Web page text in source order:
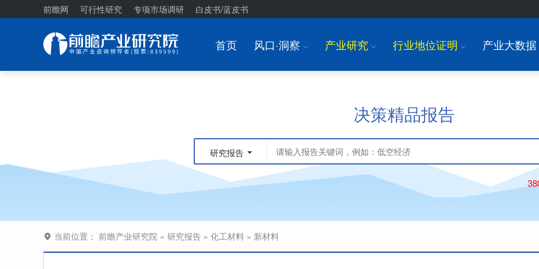
前瞻网 可行性研究 专项市场调研 白皮书/蓝皮书
首页 风口·洞察 I 产业研究 I 行业地位证明 I 产业大数据
决策精品报告
研究报告
当前位置： 前瞻产业研究院 » 研究报告 » 化工材料 » 新材料